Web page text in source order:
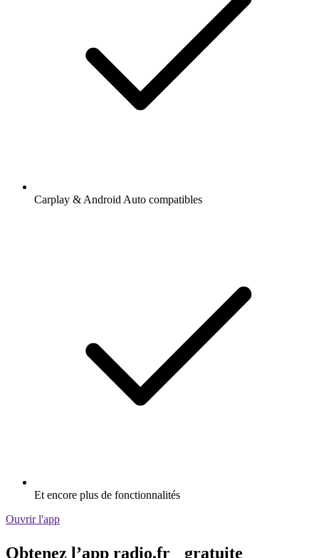
Carplay & Android Auto compatibles
Et encore plus de fonctionnalités
Ouvrir l'app
Obtenez l’app radio.fr gratuite